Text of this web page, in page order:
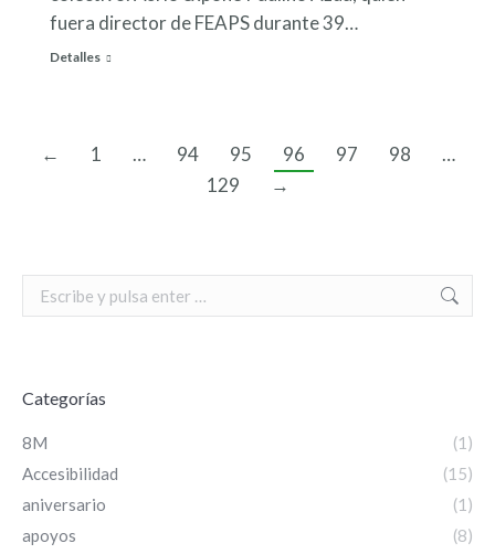
fuera director de FEAPS durante 39…
Detalles
← 1 … 94 95 96 97 98
…
129
→
Search:
Categorías
8M
(1)
Accesibilidad
(15)
aniversario
(1)
apoyos
(8)